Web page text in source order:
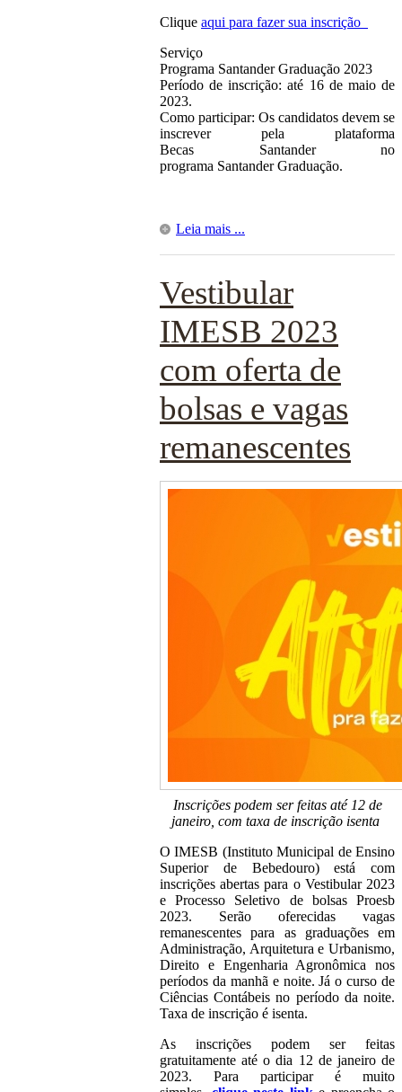
Clique aqui para fazer sua inscrição
Serviço
Programa Santander Graduação 2023
Período de inscrição: até 16 de maio de
2023.
Como participar: Os candidatos devem se
inscrever pela plataforma
Becas Santander no
programa Santander Graduação.
Leia mais ...
Vestibular
IMESB 2023
com oferta de
bolsas e vagas
remanescentes
Inscrições podem ser feitas até 12 de
janeiro, com taxa de inscrição isenta
O IMESB (Instituto Municipal de Ensino
Superior de Bebedouro) está com
inscrições abertas para o Vestibular 2023
e Processo Seletivo de bolsas Proesb
2023. Serão oferecidas vagas
remanescentes para as graduações em
Administração, Arquitetura e Urbanismo,
Direito e Engenharia Agronômica nos
períodos da manhã e noite. Já o curso de
Ciências Contábeis no período da noite.
Taxa de inscrição é isenta.
As inscrições podem ser feitas
gratuitamente até o dia 12 de janeiro de
2023. Para participar é muito